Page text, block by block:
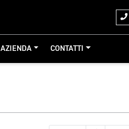
AZIENDA CONTATTI